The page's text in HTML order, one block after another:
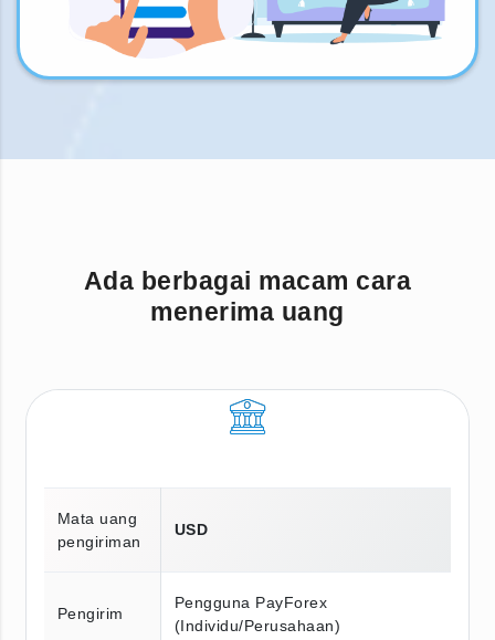
Ada berbagai macam cara
menerima uang
Mata uang
pengiriman
USD
Pengirim
Pengguna PayForex
(Individu/Perusahaan)